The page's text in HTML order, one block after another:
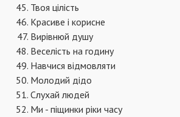
Твоя цілість
Красиве і корисне
Вирівнюй душу
Веселість на годину
Навчися відмовляти
Молодий дідо
Слухай людей
Ми - піщинки ріки часу